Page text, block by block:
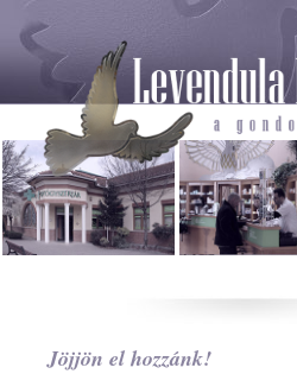
Jöjjön el hozzánk!